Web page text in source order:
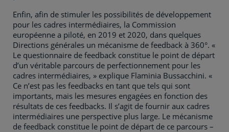
Enfin, afin de stimuler les possibilités de développement
pour les cadres intermédiaires, la Commission
européenne a piloté, en 2019 et 2020, dans quelques
Directions générales un mécanisme de feedback à 360°. «
Le questionnaire de feedback constitue le point de départ
d’un véritable parcours de perfectionnement pour les
cadres intermédiaires, » explique Flaminia Bussacchini. «
Ce n’est pas les feedbacks en tant que tels qui sont
importants, mais les mesures engagées en fonction des
résultats de ces feedbacks. Il s’agit de fournir aux cadres
intermédiaires une perspective plus large. Le mécanisme
de feedback constitue le point de départ de ce parcours –